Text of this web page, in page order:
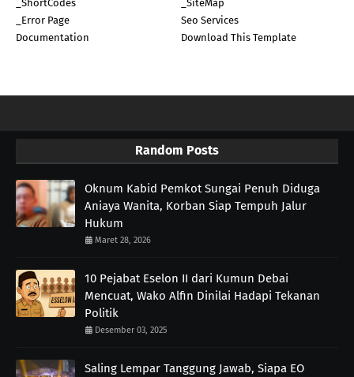
_ShortCodes
_SiteMap
_Error Page
Seo Services
Documentation
Download This Template
Random Posts
Oknum Kabid Pemkot Sungai Penuh Diduga
Aniaya Wanita, Korban Siap Tempuh Jalur
Hukum
Maret 28, 2026
10 Pejabat Eselon II dari Kumun Debai
Mencuat, Wako Alfin Dinilai Hadapi Tekanan
Politik
Desember 03, 2025
Saling Lempar Tanggung Jawab, Siapa EO